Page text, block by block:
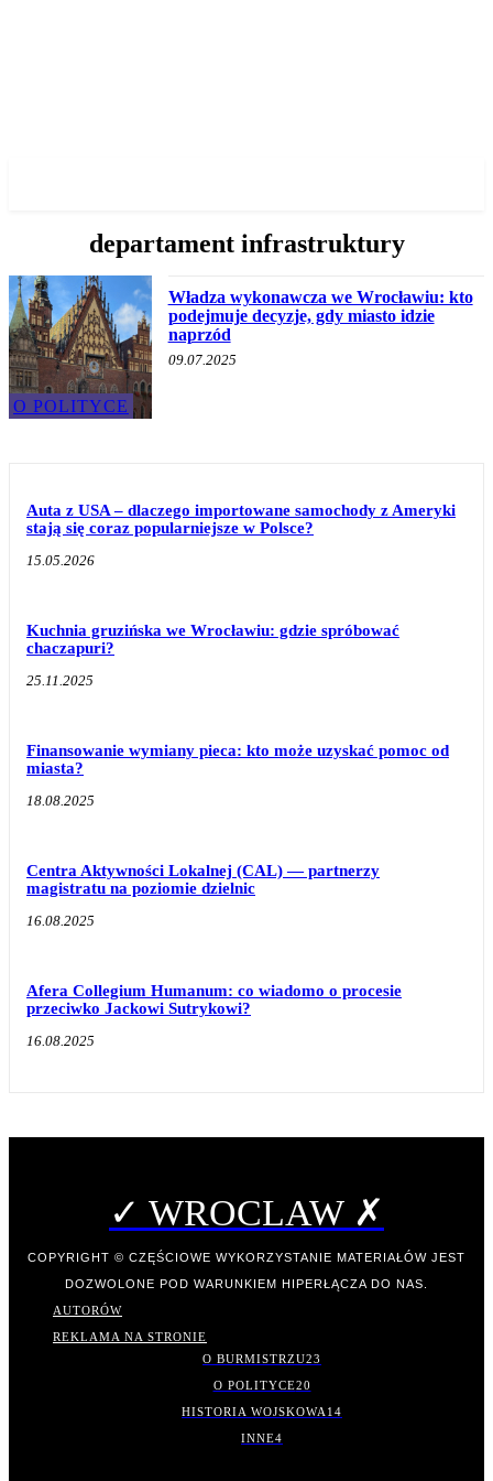
departament infrastruktury
O POLITYCE
Władza wykonawcza we Wrocławiu: kto
podejmuje decyzje, gdy miasto idzie
naprzód
09.07.2025
Auta z USA – dlaczego importowane samochody z Ameryki
stają się coraz popularniejsze w Polsce?
15.05.2026
Kuchnia gruzińska we Wrocławiu: gdzie spróbować
chaczapuri?
25.11.2025
Finansowanie wymiany pieca: kto może uzyskać pomoc od
miasta?
18.08.2025
Centra Aktywności Lokalnej (CAL) — partnerzy
magistratu na poziomie dzielnic
16.08.2025
Afera Collegium Humanum: co wiadomo o procesie
przeciwko Jackowi Sutrykowi?
16.08.2025
✓ WROCLAW ✗
COPYRIGHT © CZĘŚCIOWE WYKORZYSTANIE MATERIAŁÓW JEST
DOZWOLONE POD WARUNKIEM HIPERŁĄCZA DO NAS.
AUTORÓW
REKLAMA NA STRONIE
O BURMISTRZU23
O POLITYCE20
HISTORIA WOJSKOWA 14
INNE4